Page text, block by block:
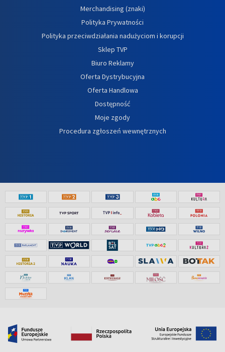
Merchandising (znaki)
Polityka Prywatności
Polityka przeciwdziałania nadużyciom i korupcji
Sklep TVP
Biuro Reklamy
Oferta Dystrybucyjna
Oferta Handlowa
Dostępność
Moje zgody
Procedura zgłoszeń wewnętrznych